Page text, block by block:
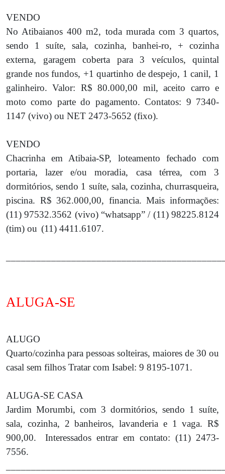
VENDO
No Atibaianos 400 m2, toda murada com 3 quartos,
sendo 1 suíte, sala, cozinha, banhei-ro, + cozinha
externa, garagem coberta para 3 veículos, quintal
grande nos fundos, +1 quartinho de despejo, 1 canil, 1
galinheiro. Valor: R$ 80.000,00 mil, aceito carro e
moto como parte do pagamento. Contatos: 9 7340-
1147 (vivo) ou NET 2473-5652 (fixo).
VENDO
Chacrinha em Atibaia-SP, loteamento fechado com
portaria, lazer e/ou moradia, casa térrea, com 3
dormitórios, sendo 1 suíte, sala, cozinha, churrasqueira,
piscina. R$ 362.000,00, financia. Mais informações:
(11) 97532.3562 (vivo) “whatsapp” / (11) 98225.8124
(tim) ou (11) 4411.6107.
ALUGA-SE
ALUGO
Quarto/cozinha para pessoas solteiras, maiores de 30 ou
casal sem filhos Tratar com Isabel: 9 8195-1071.
ALUGA-SE CASA
Jardim Morumbi, com 3 dormitórios, sendo 1 suíte,
sala, cozinha, 2 banheiros, lavanderia e 1 vaga. R$
900,00.
Interessados entrar em contato: (11) 2473-
7556.